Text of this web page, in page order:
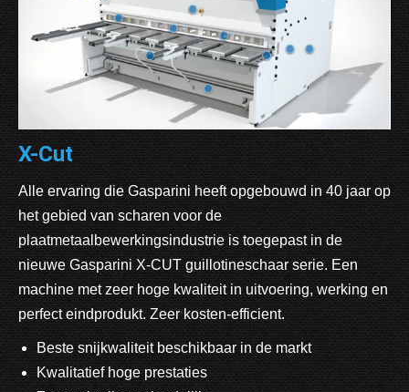
X-Cut
Alle ervaring die Gasparini heeft opgebouwd in 40 jaar op
het gebied van scharen voor de
plaatmetaalbewerkingsindustrie is toegepast in de
nieuwe Gasparini X-CUT guillotineschaar serie. Een
machine met zeer hoge kwaliteit in uitvoering, werking en
perfect eindprodukt. Zeer kosten-efficient.
Beste snijkwaliteit beschikbaar in de markt
Kwalitatief hoge prestaties